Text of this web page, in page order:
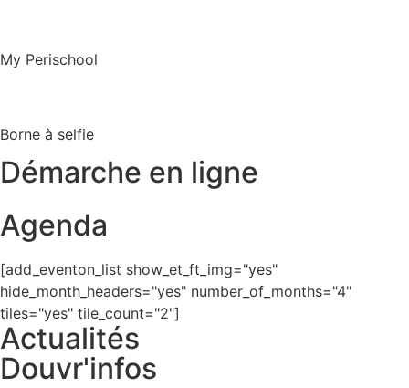
My Perischool
Borne à selfie
Démarche en ligne
Agenda
[add_eventon_list show_et_ft_img="yes"
hide_month_headers="yes" number_of_months="4"
tiles="yes" tile_count="2"]
Actualités
Douvr'infos